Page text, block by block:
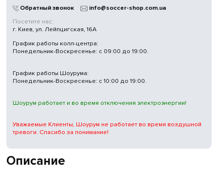
Описание
Обратный звонок
info@soccer-shop.com.ua
Посетите нас:
г. Киев, ул. Лейпцигская, 16А
График работы колл-центра:
Понедельник-Воскресенье: с 09:00 до 19:00.
График работы Шоурума:
Понедельник-Воскресенье: с 10:00 до 19:00.
Шоурум работает и во время отключения электроэнергии!
Уважаемые Клиенты, Шоурум не работает во время воздушной
тревоги. Спасибо за понимание!